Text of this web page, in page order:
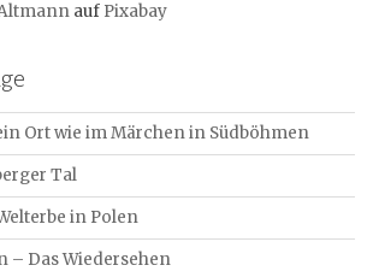
auf Pixabay
Ort wie im Märchen in Südböhmen
Tal
in Polen
– Das Wiedersehen